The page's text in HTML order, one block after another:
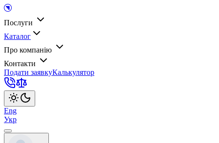
Послуги
Каталог
Про компанію
Контакти
Подати заявкуКалькулятор
Eng
Укр